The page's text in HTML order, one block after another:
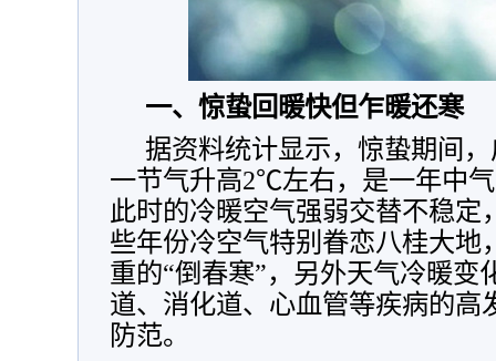
一、惊蛰回暖快但乍暖还寒
据资料统计显示，惊蛰期间
一节气升高2℃左右，是一年中
此时的冷暖空气强弱交替不稳定
些年份冷空气特别眷恋八桂大地
重的“倒春寒”，另外天气冷暖变
道、消化道、心血管等疾病的高
防范。